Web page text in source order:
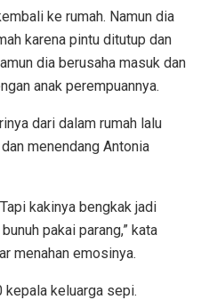
ke rumah. Namun dia
karena pintu ditutup dan
dia berusaha masuk dan
anak perempuannya.
dari dalam rumah lalu
menendang Antonia
kakinya bengkak jadi
pakai parang,” kata
menahan emosinya.
keluarga sepi.